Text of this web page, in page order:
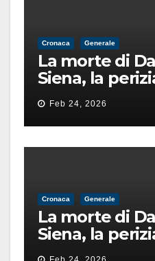
Cronaca Generale
La morte di
Siena, la
pista di
finita male
Feb 24, 2026
Cronaca Generale
La morte di
Siena, la
pista di